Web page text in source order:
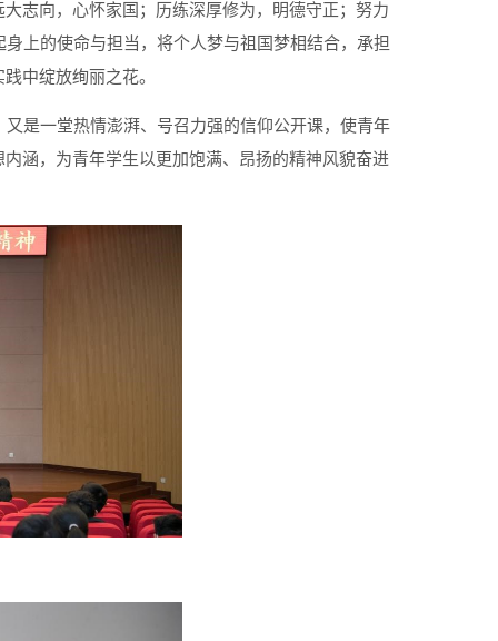
志向，心怀家国；历练深厚修为，明德守正；努力
上的使命与担当，将个人梦与祖国梦相结合，承担
中绽放绚丽之花。
是一堂热情澎湃、号召力强的信仰公开课，使青年
涵，为青年学生以更加饱满、昂扬的精神风貌奋进